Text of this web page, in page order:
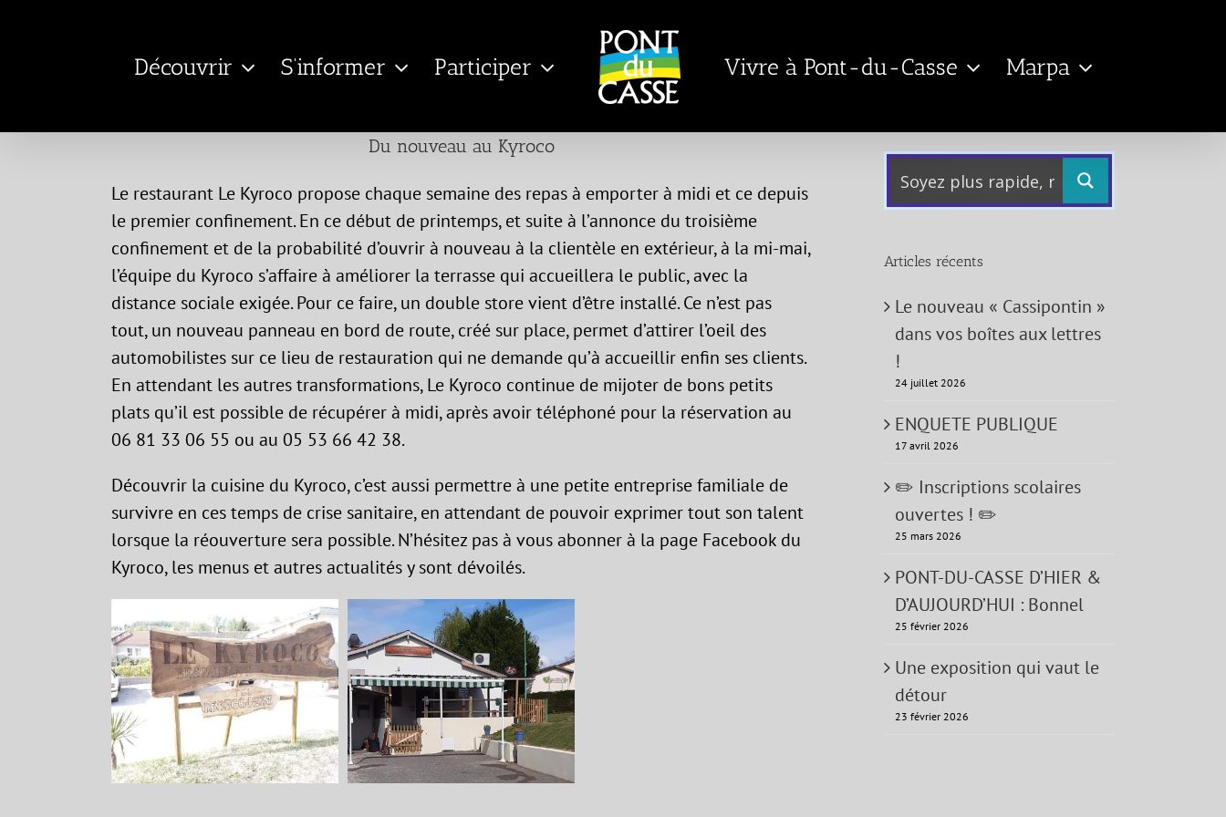
Découvrir S’informer Participer Vivre à Pont-du-Casse Marpa
Du nouveau au Kyroco
Le restaurant Le Kyroco propose chaque semaine des repas à emporter à midi et ce depuis
le premier confinement. En ce début de printemps, et suite à l’annonce du troisième
confinement et de la probabilité d’ouvrir à nouveau à la clientèle en extérieur, à la mi-mai,
l’équipe du Kyroco s’affaire à améliorer la terrasse qui accueillera le public, avec la
distance sociale exigée. Pour ce faire, un double store vient d’être installé. Ce n’est pas
tout, un nouveau panneau en bord de route, créé sur place, permet d’attirer l’oeil des
automobilistes sur ce lieu de restauration qui ne demande qu’à accueillir enfin ses clients.
En attendant les autres transformations, Le Kyroco continue de mijoter de bons petits
plats qu’il est possible de récupérer à midi, après avoir téléphoné pour la réservation au
06 81 33 06 55 ou au 05 53 66 42 38.
Découvrir la cuisine du Kyroco, c’est aussi permettre à une petite entreprise familiale de
survivre en ces temps de crise sanitaire, en attendant de pouvoir exprimer tout son talent
lorsque la réouverture sera possible. N’hésitez pas à vous abonner à la page Facebook du
Kyroco, les menus et autres actualités y sont dévoilés.
Articles récents
Le nouveau « Cassipontin »
dans vos boîtes aux lettres
!
24 juillet 2026
ENQUETE PUBLIQUE
17 avril 2026
✏️ Inscriptions scolaires
ouvertes ! ✏️
25 mars 2026
PONT-DU-CASSE D’HIER &
D’AUJOURD’HUI : Bonnel
25 février 2026
Une exposition qui vaut le
détour
23 février 2026